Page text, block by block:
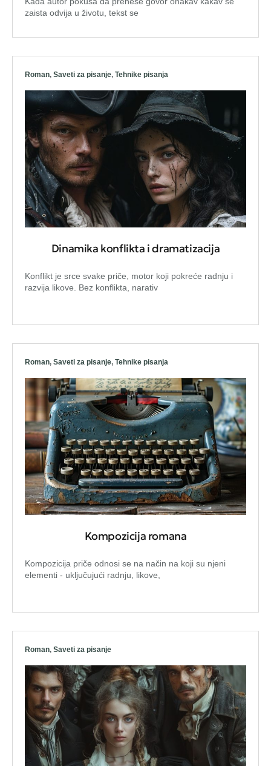
zaista odvija u životu, tekst se
Roman, Saveti za pisanje, Tehnike pisanja
Dinamika konflikta i dramatizacija
Konflikt je srce svake priče, motor koji pokreće radnju i
razvija likove. Bez konflikta, narativ
Roman, Saveti za pisanje, Tehnike pisanja
Kompozicija romana
Kompozicija priče odnosi se na način na koji su njeni
elementi - uključujući radnju, likove,
Roman, Saveti za pisanje